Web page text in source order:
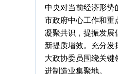
中央对当前经济形势
市政府中心工作和重
凝聚共识，提振发展
新提质增效。充分发
大政协委员围绕关键
进制造业集聚地。